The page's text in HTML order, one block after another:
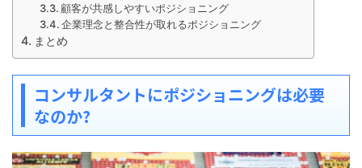
顧客が共感しやすいポジショニング
企業理念と整合性が取れるポジショニング
まとめ
コンサルタントにポジショニングは必要
なのか?